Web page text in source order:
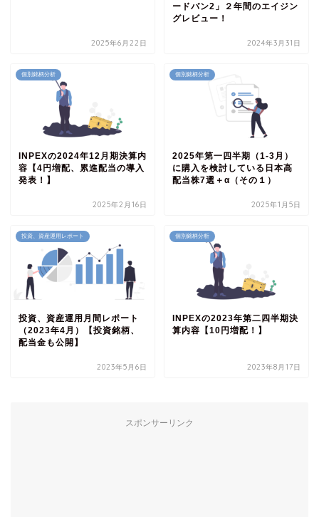
2025年6月22日
ードバン2」２年間のエイジン
グレビュー！
2024年3月31日
個別銘柄分析
INPEXの2024年12月期決算内
容【4円増配、累進配当の導入
発表！】
2025年2月16日
個別銘柄分析
2025年第一四半期（1-3月）
に購入を検討している日本高
配当株7選＋α（その１）
2025年1月5日
投資、資産運用レポート
投資、資産運用月間レポート
（2023年4月）【投資銘柄、
配当金も公開】
2023年5月6日
個別銘柄分析
INPEXの2023年第二四半期決
算内容【10円増配！】
2023年8月17日
スポンサーリンク